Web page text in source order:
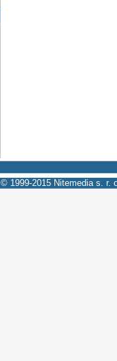
© 1999-2015 Nitemedia s. r.